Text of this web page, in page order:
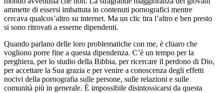
ammette di essersi imbattuta in contenuti pornografici mentre
cercava qualcos’altro su internet. Ma un clic tira l’altro e ben presto
si sono ritrovati a esserne dipendenti.
Quando parlano delle loro problematiche con me, è chiaro che
vogliono porre fine a questa dipendenza. C’è un tempo per la
preghiera, per lo studio della Bibbia, per ricercare il perdono di Dio,
per accettare la Sua grazia e per venire a conoscenza degli effetti
nocivi della pornografia sulle persone, sulle relazioni e sulle
comunità più in generale. È impossibile disintossicarsi da questa